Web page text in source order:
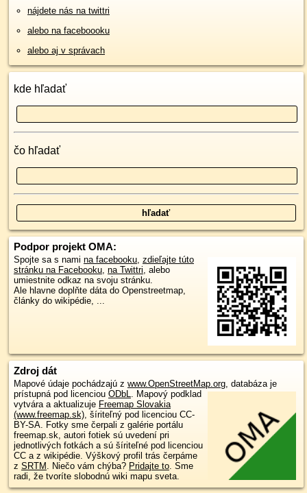
nájdete nás na twittri
alebo na faceboooku
alebo aj v správach
kde hľadať
čo hľadať
Podpor projekt OMA:
Spojte sa s nami na facebooku, zdieľajte túto
stránku na Facebooku, na Twittri, alebo
umiestnite odkaz na svoju stránku.
Ale hlavne doplňte dáta do Openstreetmap,
články do wikipédie, ...
Zdroj dát
Mapové údaje pochádzajú z www.OpenStreetMap.org , databáza je
prístupná pod licenciou ODbL
Mapový podklad
vytvára a aktualizuje Freemap Slovakia
(www.freemap.sk) , šíriteľný pod licenciou CC-
BY-SA. Fotky sme čerpali z galérie portálu
freemap.sk, autori fotiek sú uvedení pri
jednotlivých fotkách a sú šíriteľné pod licenciou
CC a z wikipédie. Výškový profil trás čerpáme
z SRTM . Niečo vám chýba? Pridajte to . Sme
radi, že tvoríte slobodnú wiki mapu sveta.